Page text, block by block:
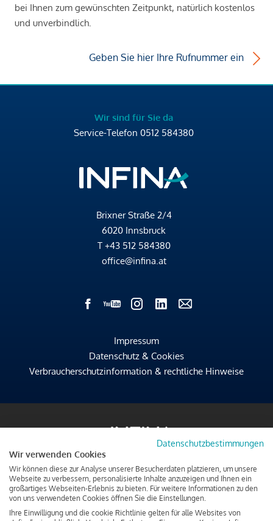
bei Ihnen zum gewünschten Zeitpunkt, natürlich kostenlos
und unverbindlich.
Geben Sie hier Ihre Rufnummer ein
Wir sind für Sie da
Service-Telefon 0512 584380
Brixner Straße 2/4
6020 Innsbruck
T +43 512 584380
office@infina.at
Impressum
Datenschutz & Cookies
Verbraucherschutzinformation & rechtliche Hinweise
Datenschutzbestimmungen
Wir verwenden Cookies
Wir können diese zur Analyse unserer Besucherdaten platzieren, um unsere
Webseite zu verbessern, personalisierte Inhalte anzuzeigen und Ihnen ein
großartiges Webseiten-Erlebnis zu bieten. Für weitere Informationen zu den
von uns verwendeten Cookies öffnen Sie die Einstellungen.
Ihre Einwilligung und die cookie Richtlinie gelten für alle Websites von